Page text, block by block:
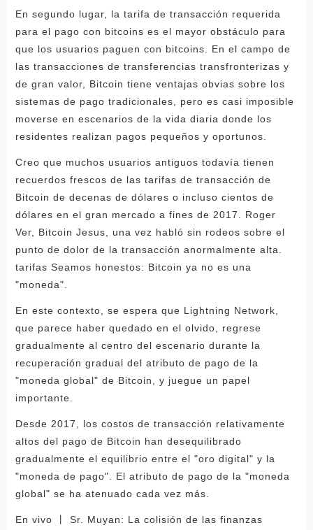
En segundo lugar, la tarifa de transacción requerida
para el pago con bitcoins es el mayor obstáculo para
que los usuarios paguen con bitcoins. En el campo de
las transacciones de transferencias transfronterizas y
de gran valor, Bitcoin tiene ventajas obvias sobre los
sistemas de pago tradicionales, pero es casi imposible
moverse en escenarios de la vida diaria donde los
residentes realizan pagos pequeños y oportunos.
Creo que muchos usuarios antiguos todavía tienen
recuerdos frescos de las tarifas de transacción de
Bitcoin de decenas de dólares o incluso cientos de
dólares en el gran mercado a fines de 2017. Roger
Ver, Bitcoin Jesus, una vez habló sin rodeos sobre el
punto de dolor de la transacción anormalmente alta.
tarifas Seamos honestos: Bitcoin ya no es una
"moneda".
En este contexto, se espera que Lightning Network,
que parece haber quedado en el olvido, regrese
gradualmente al centro del escenario durante la
recuperación gradual del atributo de pago de la
"moneda global" de Bitcoin, y juegue un papel
importante.
Desde 2017, los costos de transacción relativamente
altos del pago de Bitcoin han desequilibrado
gradualmente el equilibrio entre el "oro digital" y la
"moneda de pago". El atributo de pago de la "moneda
global" se ha atenuado cada vez más.
En vivo 丨 Sr. Muyan: La colisión de las finanzas